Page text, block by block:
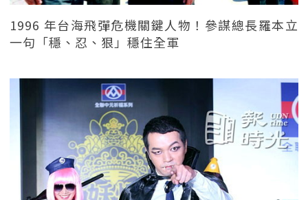
1996 年台海飛彈危機關鍵人物！參謀總長羅本立
一句「穩、忍、狠」穩住全軍